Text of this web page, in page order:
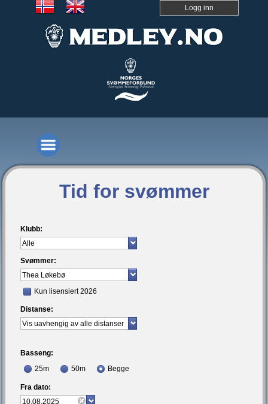
Logg inn
Tid for svømmer
Klubb:
Svømmer:
Kun lisensiert 2026
Distanse:
Basseng:
25m
50m Begge
Fra dato: